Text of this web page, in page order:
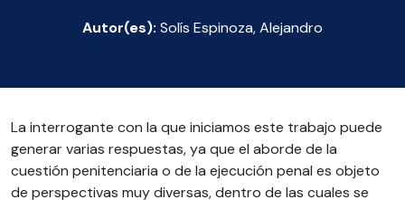
Autor(es): Solís Espinoza, Alejandro
La interrogante con la que iniciamos este trabajo puede
generar varias respuestas, ya que el aborde de la
cuestión penitenciaria o de la ejecución penal es objeto
de perspectivas muy diversas, dentro de las cuales se